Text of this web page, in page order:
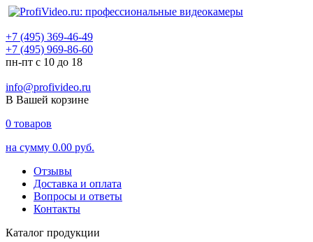
+7 (495) 369-46-49
+7 (495) 969-86-60
пн-пт с 10 до 18
info@profivideo.ru
В Вашей корзине
0 товаров
на сумму 0.00 руб.
Отзывы
Доставка и оплата
Вопросы и ответы
Контакты
Каталог продукции